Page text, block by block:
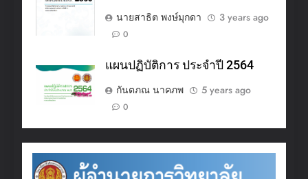
นายสาธิต พงษ์มุกดา
3 years ago
0
แผนปฏิบัติการ ประจำปี 2564
กันตภณ นาคภพ
5 years ago
0